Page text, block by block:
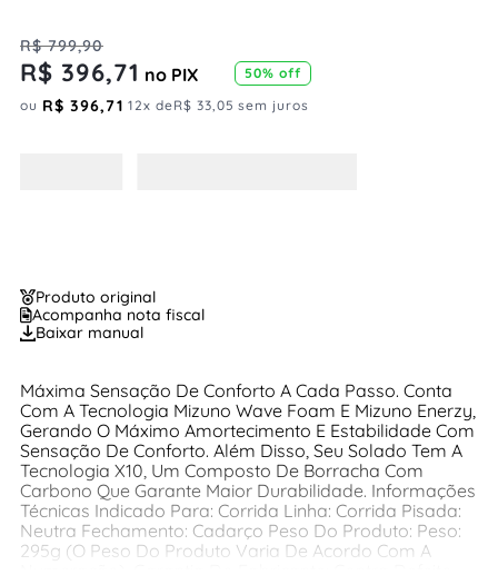
R$ 799,90
R$ 396,71 no PIX 50% off
ou R$ 396,71 12x deR$ 33,05 sem juros
Produto original
Acompanha nota fiscal
Baixar manual
Máxima Sensação De Conforto A Cada Passo. Conta
Com A Tecnologia Mizuno Wave Foam E Mizuno Enerzy,
Gerando O Máximo Amortecimento E Estabilidade Com
Sensação De Conforto. Além Disso, Seu Solado Tem A
Tecnologia X10, Um Composto De Borracha Com
Carbono Que Garante Maior Durabilidade. Informações
Técnicas Indicado Para: Corrida Linha: Corrida Pisada:
Neutra Fechamento: Cadarço Peso Do Produto: Peso:
295g (O Peso Do Produto Varia De Acordo Com A